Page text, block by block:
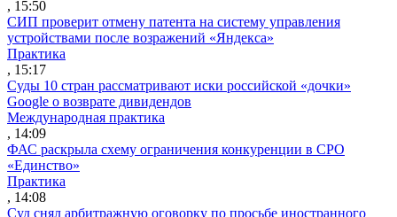
, 15:50
СИП проверит отмену патента на систему управления
устройствами после возражений «Яндекса»
Практика
, 15:17
Суды 10 стран рассматривают иски российской «дочки»
Google о возврате дивидендов
Международная практика
, 14:09
ФАС раскрыла схему ограничения конкуренции в СРО
«Единство»
Практика
, 14:08
Суд снял арбитражную оговорку по просьбе иностранного